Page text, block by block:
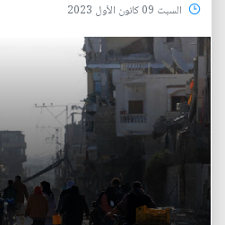
السبت 09 كانون الأول 2023